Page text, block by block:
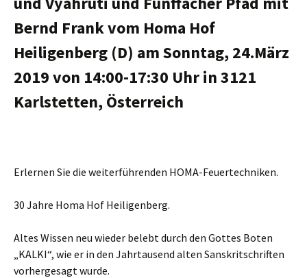
Bernd Frank vom Homa Hof
Heiligenberg (D) am Sonntag, 24.März
2019 von 14:00-17:30 Uhr in 3121
Karlstetten, Österreich
Erlernen Sie die weiterführenden HOMA-Feuertechniken.
30 Jahre Homa Hof Heiligenberg.
Altes Wissen neu wieder belebt durch den Gottes Boten
„KALKI“, wie er in den Jahrtausend alten Sanskritschriften
vorhergesagt wurde.